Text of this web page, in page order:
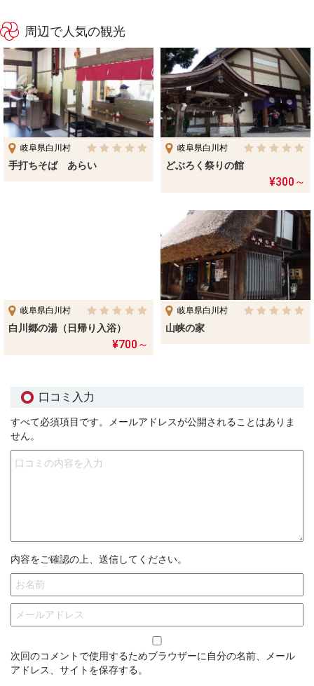
周辺で人気の観光
岐阜県白川村
手打ちそば あらい
岐阜県白川村
どぶろく祭りの館
¥300～
岐阜県白川村
白川郷の湯（日帰り入浴）
¥700～
岐阜県白川村
山峡の家
口コミ入力
すべて必須項目です。メールアドレスが公開されることはありま
せん。
内容をご確認の上、送信してください。
次回のコメントで使用するためブラウザーに自分の名前、メール
アドレス、サイトを保存する。